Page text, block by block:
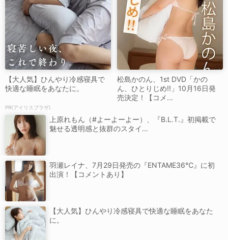
【大人気】ひんやり冷感寝具で
快適な睡眠をあなたに。
PR(アイリスプラザ)
松島かのん、1st DVD「かの
ん、ひとりじめ!!」10月16日発
売決定！【コメ...
上原れもん（#よーよーよー）、『B.L.T.』初掲載で
魅せる透明感と抜群のスタイ...
羽瀬レイナ、7月29日発売の『ENTAME36℃』に初
出演！【コメントあり】
【大人気】ひんやり冷感寝具で快適な睡眠をあなた
に。